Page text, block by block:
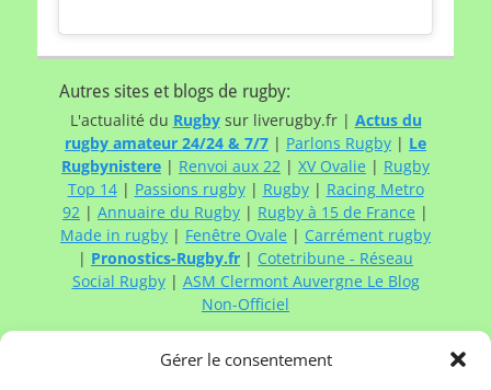
Gérer le consentement
Autres sites et blogs de rugby:
L'actualité du Rugbysur liverugby.fr | Actus du
rugby amateur 24/24 & 7/7 | Parlons Rugby | Le
Rugbynistere | Renvoi aux 22 | XV Ovalie | Rugby
Top 14| Passions rugby| Rugby| Racing Metro
92 | Annuaire du Rugby | Rugby à 15 de France |
Made in rugby | Fenêtre Ovale | Carrément rugby
| Pronostics-Rugby.fr | Cotetribune - Réseau
Social Rugby| ASM Clermont Auvergne Le Blog
Non-Officiel